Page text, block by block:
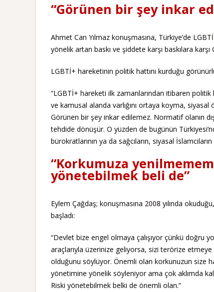
“Görünen bir şey inkar
Ahmet Can Yılmaz konuşmasına, Türkiye’de
yönelik artan baskı ve şiddete karşı baskılara karşı
LGBTİ+ hareketinin politik hattını kurduğu
“LGBTİ+ hareketi ilk zamanlarından itibaren politik
ve kamusal alanda varlığını ortaya koyma,
Görünen bir şey inkar edilemez. Normatif olanın
tehdide dönüşür. O yüzden de bugünün
bürokratlarının ya da sağcıların, siyasal
“Korkumuza
yönetebilmek beli de”
Eylem Çağdaş; konuşmasına 2008 yılında
başladı:
“Devlet bize engel olmaya çalışıyor çünkü doğru
araçlarıyla üzerinize geliyorsa, sizi terörize
olduğunu söylüyor. Önemli olan korkunuzun size
yönetimine yönelik söyleniyor ama çok aklımda
Riski yönetebilmek belki de önemli olan.”